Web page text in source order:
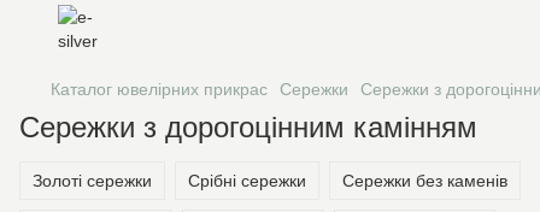
Каталог ювелірних прикрас Сережки Сережки з
Сережки з дорогоцінним камінням
Золоті сережки Срібні сережки Сережки без каменів